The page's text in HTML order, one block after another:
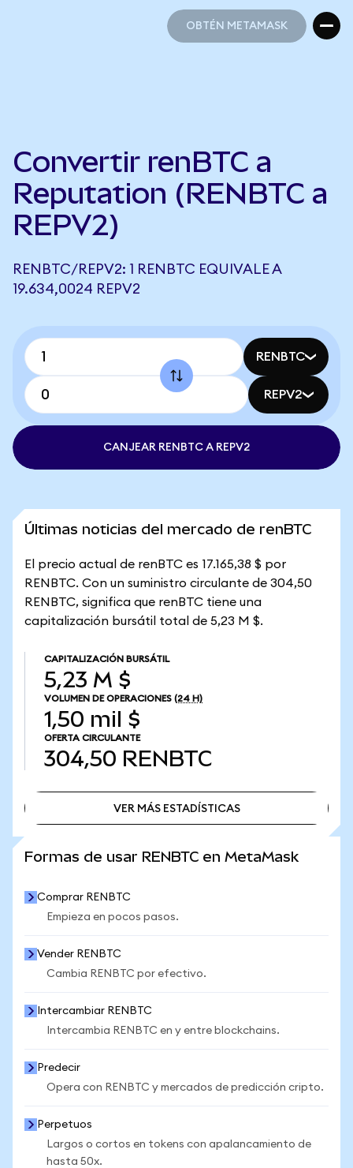
OBTÉN METAMASK
Convertir renBTC a
Reputation (RENBTC a
REPV2)
RENBTC/REPV2: 1 RENBTC EQUIVALE A
19.634,0024 REPV2
RENBTC
REPV2
CANJEAR RENBTC A REPV2
Últimas noticias del mercado de renBTC
El precio actual de renBTC es 17.165,38 $ por
RENBTC. Con un suministro circulante de 304,50
RENBTC, significa que renBTC tiene una
capitalización bursátil total de 5,23 M $.
CAPITALIZACIÓN BURSÁTIL
5,23 M $
VOLUMEN DE OPERACIONES (24 H)
1,50 mil $
OFERTA CIRCULANTE
304,50 RENBTC
VER MÁS ESTADÍSTICAS
Formas de usar RENBTC en MetaMask
Comprar RENBTC
Empieza en pocos pasos.
Vender RENBTC
Cambia RENBTC por efectivo.
Intercambiar RENBTC
Intercambia RENBTC en y entre blockchains.
Predecir
Opera con RENBTC y mercados de predicción cripto.
Perpetuos
Largos o cortos en tokens con apalancamiento de
hasta 50x.